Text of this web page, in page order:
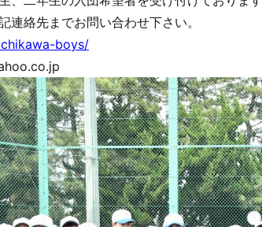
連絡先までお問い合わせ下さい。
boys/